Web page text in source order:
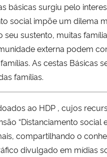
básicas surgiu pelo
social impõe um dilema
sustento, muitas
externa podem
As cestas Básicas
famílias.
ao HDP , cujos
“Distanciamento social
compartilhando o
divulgado em mídias